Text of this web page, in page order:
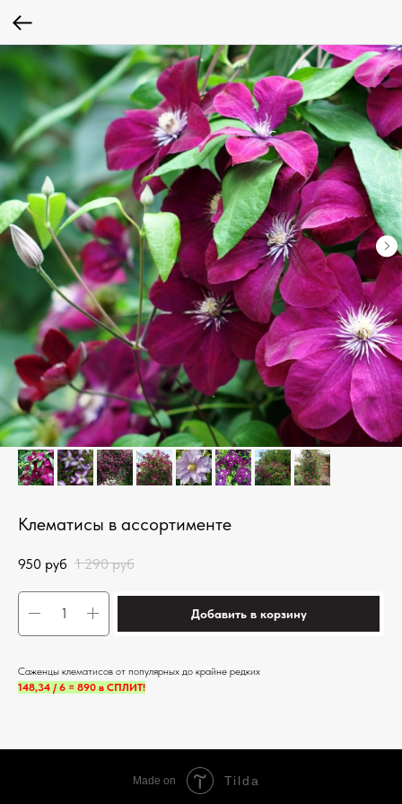
Клематисы в ассортименте
950 руб 1 290 руб
Добавить в корзину
Саженцы клематисов от популярных до крайне редких
148,34 / 6 = 890 в СПЛИТ!
Made on Tilda